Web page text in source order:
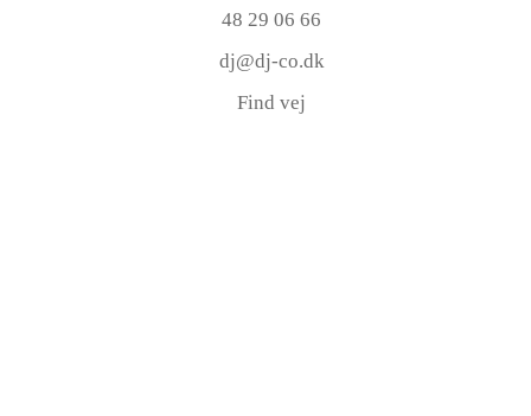
48 29 06 66
dj@dj-co.dk
Find vej